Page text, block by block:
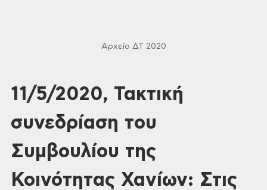
Αρχείο ΔΤ 2020
11/5/2020, Τακτική
συνεδρίαση του
Συμβουλίου της
Κοινότητας Χανίων: Στις